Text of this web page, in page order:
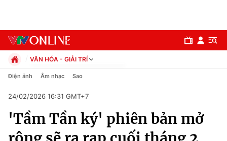
Chuyên mục
Chính trị
VĂN HÓA - GIẢI TRÍ
Chính trị
Pháp luật
Kinh tế
Thể thao
Điện ảnh Âm nhạc Sao
24/02/2026 16:31 GMT+7
'Tầm Tần ký' phiên bản mở